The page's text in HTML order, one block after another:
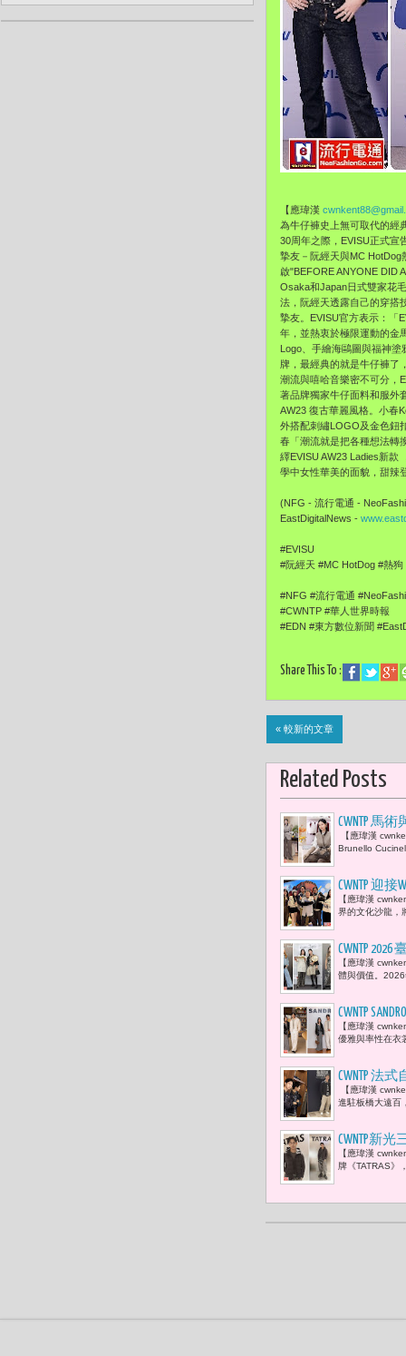
【應瑋漢
為牛仔褲史上無可取代的經
30周年之際， EVISU正式宣
摯友－阮經天與MC HotDog
啟"BEFORE ANYONE DID
Osaka和Japan日式雙家花
法， 阮經天透露自己的穿搭
摯友。EVISU官方表示：
「
年， 並熱衷於極限運動的金
Logo、手繪海鷗圖與福神塗
牌， 最經典的就是牛仔褲了
潮流與嘻哈音樂密不可分，
著品牌獨家牛仔面料和服外
AW23 復古華麗風格。小春
外搭配刺繡LOGO及金色鈕
春「潮流就是把各種想法轉
繹EVISU AW23 Ladies新款
學中女性華美的面貌，甜辣
(NFG - 流行電通 -
EastDigitalNews -
#EVISU
#阮經天 #MC HotDog #熱
#NFG #流行電通
#CWNTP #華人世界時報
#EDN #東方數位新聞
Share This To :
« 較新的文章
Related Posts
CWNTP 馬
【應瑋漢
Brunello
CWNTP 迎
YouTuber
【應瑋漢
界的文化沙龍，
CWNTP
新聞主播
【應瑋漢
體與價值。
CWNTP
風格
【應瑋漢
優雅與率性在衣
CWNTP 法
【應瑋漢
進駐板橋大遠百
CWNTP新
情現身 留
【應瑋漢
牌《TATRAS》